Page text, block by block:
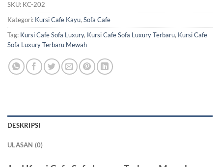
SKU: KC-202
Kategori: Kursi Cafe Kayu, Sofa Cafe
Tag: Kursi Cafe Sofa Luxury, Kursi Cafe Sofa Luxury Terbaru, Kursi Cafe
Sofa Luxury Terbaru Mewah
DESKRIPSI
ULASAN (0)